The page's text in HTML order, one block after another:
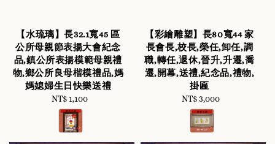
【水琉璃】長32.1寬45 區
公所母親節表揚大會紀念
品,鎮公所表揚模範母親禮
物,鄉公所良母楷模禮品,媽
媽媳婦生日快樂送禮
Regular
price
NT$ 1,100
【彩繪雕塑】長80寬44 家
長會長,校長,榮任,卸任,調
職,轉任,退休,晉升,升遷,喬
遷,開幕,送禮,紀念品,禮物,
掛匾
Regular
price
NT$ 3,000